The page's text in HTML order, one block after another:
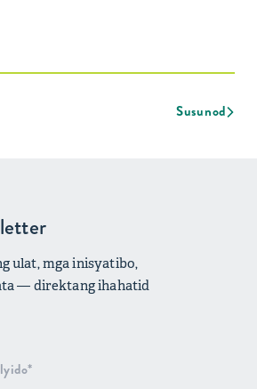
Susunod
ulat, mga inisyatibo,
— direktang ihahatid